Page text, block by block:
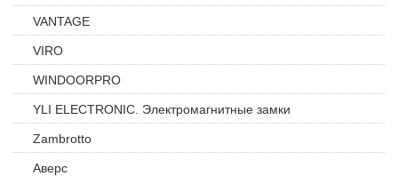
VANTAGE
VIRO
WINDOORPRO
YLI ELECTRONIC. Электромагнитные замки
Zambrotto
Аверс